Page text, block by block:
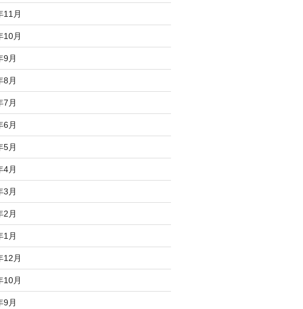
11月
10月
9月
8月
7月
6月
5月
4月
3月
2月
1月
12月
10月
9月